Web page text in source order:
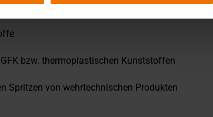
3834
bzw. thermoplastischen Kunststoffen
Spritzen von wehrtechnischen Produkten